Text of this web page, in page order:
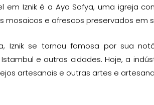
em Iznik é a Aya Sofya, uma igreja
mosaicos e afrescos preservados em
Iznik se tornou famosa por sua
e outras cidades. Hoje, a
artesanais e outras artes e